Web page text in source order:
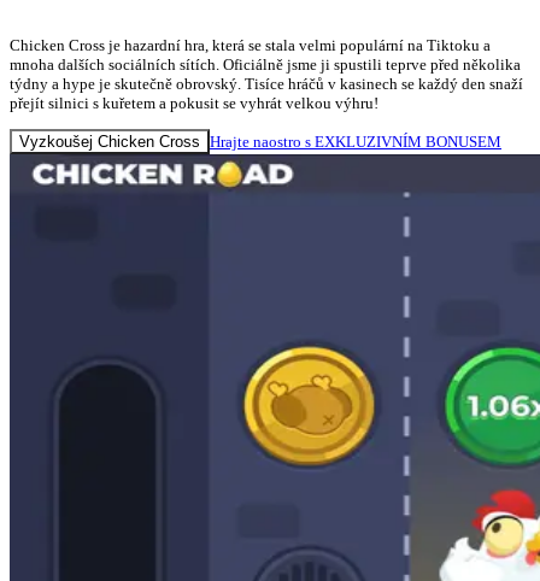
Chicken Cross je hazardní hra, která se stala velmi populární na Tiktoku a
mnoha dalších sociálních sítích. Oficiálně jsme ji spustili teprve před několika
týdny a hype je skutečně obrovský. Tisíce hráčů v kasinech se každý den snaží
přejít silnici s kuřetem a pokusit se vyhrát velkou výhru!
Vyzkoušej Chicken Cross Hrajte naostro s EXKLUZIVNÍM BONUSEM